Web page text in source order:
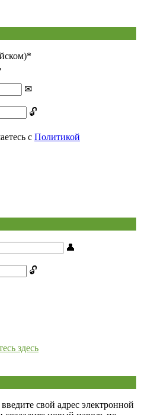
*
с Политикой
здесь
свой адрес электронной